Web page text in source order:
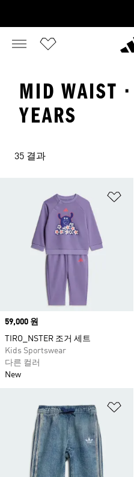
MID WAIST
YEARS
35 결과
Price
59,000 원
TIRO_NSTER 조거 세트
Kids Sportswear
다른 컬러
New